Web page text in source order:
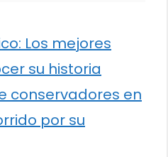
Los mejores
su historia
conservadores en
por su